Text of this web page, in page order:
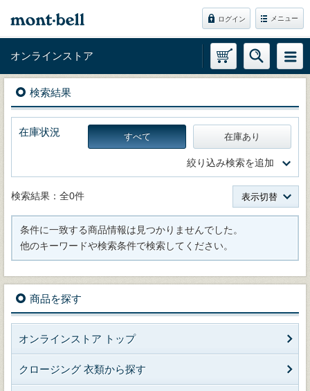
ログイン メニュー
オンラインストア
検索結果
在庫状況 すべて 在庫あり
絞り込み検索を追加
検索結果：全0件 表示切替
条件に一致する商品情報は見つかりませんでした。
他のキーワードや検索条件で検索してください。
商品を探す
オンラインストア トップ
クロージング 衣類から探す